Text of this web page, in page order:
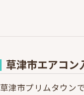
草津市エアコン
草津市プリムタウン